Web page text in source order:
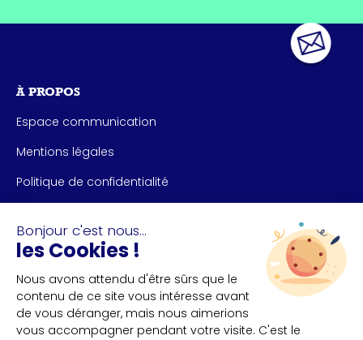
À PROPOS
Espace communication
Mentions légales
Politique de confidentialité